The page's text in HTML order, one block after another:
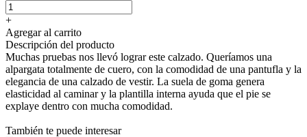
+
Agregar al carrito
Descripción del producto
Muchas pruebas nos llevó lograr este calzado. Queríamos una
alpargata totalmente de cuero, con la comodidad de una pantufla y la
elegancia de una calzado de vestir. La suela de goma genera
elasticidad al caminar y la plantilla interna ayuda que el pie se
explaye dentro con mucha comodidad.
También te puede interesar